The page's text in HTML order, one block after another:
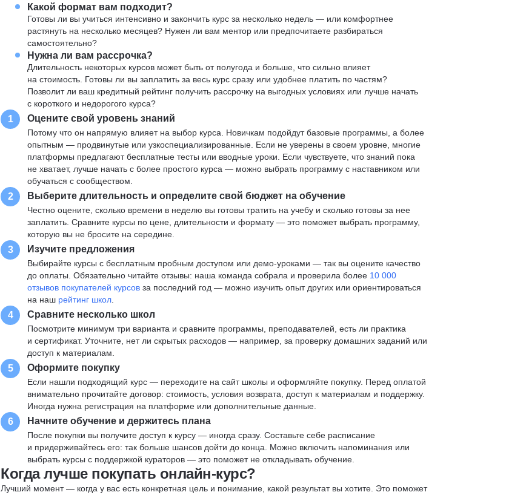
Какой формат вам подходит?
Готовы ли вы учиться интенсивно и закончить курс за несколько недель — или комфортнее
растянуть на несколько месяцев? Нужен ли вам ментор или предпочитаете разбираться
самостоятельно?
Нужна ли вам рассрочка?
Длительность некоторых курсов может быть от полугода и больше, что сильно влияет
на стоимость. Готовы ли вы заплатить за весь курс сразу или удобнее платить по частям?
Позволит ли ваш кредитный рейтинг получить рассрочку на выгодных условиях или лучше начать
с короткого и недорогого курса?
1 Оцените свой уровень знаний
Потому что он напрямую влияет на выбор курса. Новичкам подойдут базовые программы, а более
опытным — продвинутые или узкоспециализированные. Если не уверены в своем уровне, многие
платформы предлагают бесплатные тесты или вводные уроки. Если чувствуете, что знаний пока
не хватает, лучше начать с более простого курса — можно выбрать программу с наставником или
обучаться с сообществом.
2 Выберите длительность и определите свой бюджет на обучение
Честно оцените, сколько времени в неделю вы готовы тратить на учебу и сколько готовы за нее
заплатить. Сравните курсы по цене, длительности и формату — это поможет выбрать программу,
которую вы не бросите на середине.
3 Изучите предложения
Выбирайте курсы с бесплатным пробным доступом или демо-уроками — так вы оцените качество
до оплаты. Обязательно читайте отзывы: наша команда собрала и проверила более 10 000
отзывов покупателей курсовза последний год — можно изучить опыт других или ориентироваться
на наш рейтинг школ
4 Сравните несколько школ
Посмотрите минимум три варианта и сравните программы, преподавателей, есть ли практика
и сертификат. Уточните, нет ли скрытых расходов — например, за проверку домашних заданий или
доступ к материалам.
5 Оформите покупку
Если нашли подходящий курс — переходите на сайт школы и оформляйте покупку. Перед оплатой
внимательно прочитайте договор: стоимость, условия возврата, доступ к материалам и поддержку.
Иногда нужна регистрация на платформе или дополнительные данные.
6 Начните обучение и держитесь плана
После покупки вы получите доступ к курсу — иногда сразу. Составьте себе расписание
и придерживайтесь его: так больше шансов дойти до конца. Можно включить напоминания или
выбрать курсы с поддержкой кураторов — это поможет не откладывать обучение.
Когда лучше покупать онлайн-курс?
Лучший момент — когда у вас есть конкретная цель и понимание, какой результат вы хотите. Это поможет